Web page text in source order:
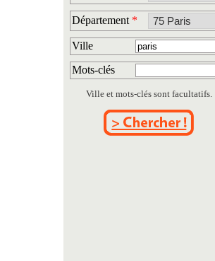
Département *
Ville
Mots-clés
Ville et mots-clés sont facultatifs.